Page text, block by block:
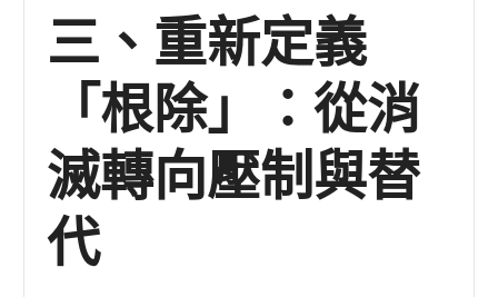
三、重新定義
「根除」：從消
滅轉向壓制與替
代